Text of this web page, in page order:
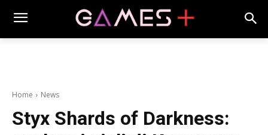
Home News
Styx Shards of Darkness: